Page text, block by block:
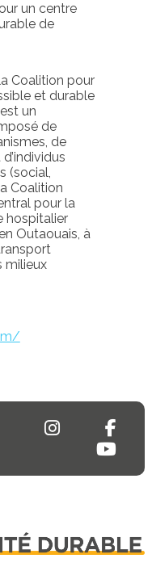
un centre
de
Coalition pour
et durable
un
de
de
(social,
Coalition
pour la
hospitalier
Outaouais, à
milieux